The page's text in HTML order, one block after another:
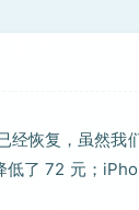
经恢复，虽然我
低了 72 元；